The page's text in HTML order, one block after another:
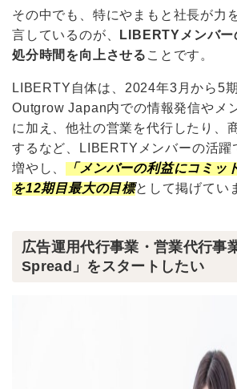
その中でも、特にやまもと社長が力
言しているのが、
LIBERTYメンバー
処分時間を向上させる ことです。
LIBERTY自体は、2024年3月から5
Outgrow Japan内での情報発信やメ
に加え、他社の営業を代行したり、
するなど、LIBERTYメンバーの活躍
増やし、
「メンバーの利益にコミッ
を12期目最大の目標として掲げてい
広告運用代行事業・営業代行事
Spread」をスタートしたい